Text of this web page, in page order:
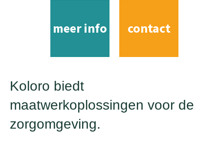
Koloro biedt
maatwerkoplossingen voor de
zorgomgeving.
meer info contact